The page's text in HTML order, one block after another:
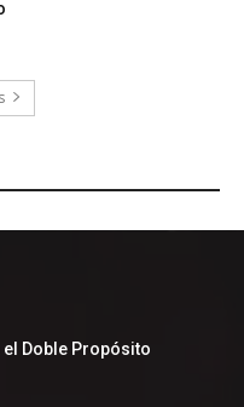
el Doble Propósito